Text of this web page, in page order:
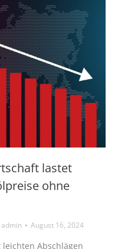
lastet
ohne
admin August 16, 2024
Abschlägen